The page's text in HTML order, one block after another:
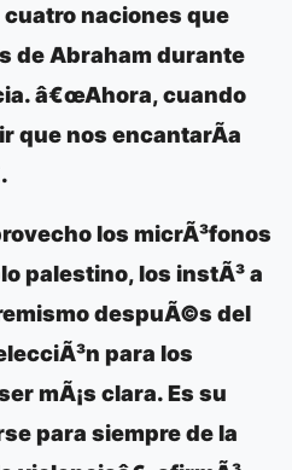
naciones que
de Abraham durante
â€œAhora, cuando
que nos encantarÃ­a
los micrÃ³fonos
palestino, los instÃ³ a
despuÃ©s del
para los
mÃ¡s clara. Es su
para siempre de la